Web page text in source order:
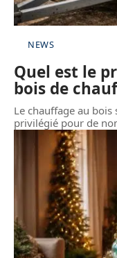
NEWS
Quel est le
bois de
Le chauffage au
privilégié pour de